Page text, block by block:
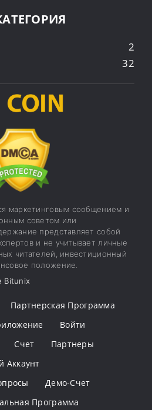
2
32
маркетинговым сообщением и
советом или
представляет собой
и не учитывает личные
читателей, инвестиционный
положение.
Bitunix
Партнерская Программа
Войти
Счет
Партнеры
Аккаунт
Демо-Счет
Программа